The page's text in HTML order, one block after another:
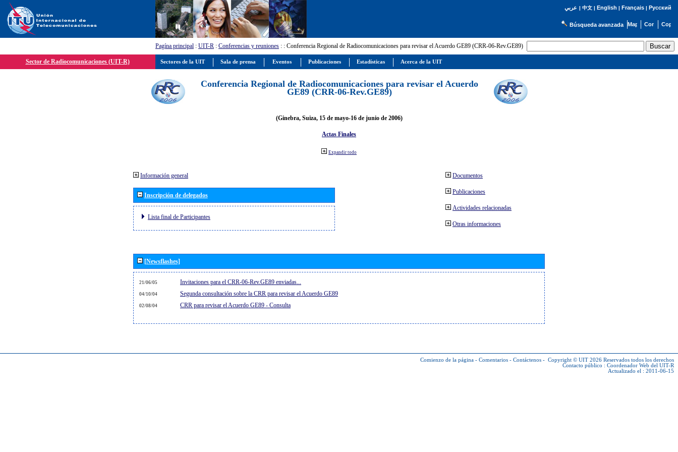
عربي | 中文| English | Français| Русский
Búsqueda avanzada
Pagína principal : UIT-R : Conferencias y reuniones : : Conferencia Regional de Radiocomunicaciones para revisar el Acuerdo GE89 (CRR-06-Rev.GE89)
Sector de Radiocomunicaciones (UIT-R)
Conferencia Regional de Radiocomunicaciones para revisar el Acuerdo
GE89 (CRR-06-Rev.GE89)
(Ginebra, Suiza, 15 de mayo-16 de junio de 2006)
Actas Finales
Expandir todo
Información general
Inscripción de delegados
Lista final de Participantes
Documentos
Publicaciones
Actividades relacionadas
Otras informaciones
[Newsflashes]
21/06/05 Invitaciones para el CRR-06-Rev.GE89 enviadas...
04/10/04 Segunda consultación sobre la CRR para revisar el Acuerdo GE89
02/08/04 CRR para revisar el Acuerdo GE89 - Consulta
Comienzo de la página - Comentarios - Contáctenos - Copyright © UIT 2026 Reservados todos los derechos
Contacto público : Coordenador Web del UIT-R
Actualizado el : 2011-06-15
Sectores de la UIT Sala de prensa Eventos Publicaciones Estadísticas Acerca de la UIT